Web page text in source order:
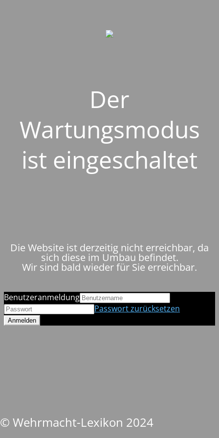
Der
Wartungsmodus
ist eingeschaltet
Die Website ist derzeitig nicht erreichbar, da
sich diese im Umbau befindet.
Wir sind bald wieder für Sie erreichbar.
© Wehrmacht-Lexikon 2024
Benutzeranmeldung
Passwort zurücksetzen